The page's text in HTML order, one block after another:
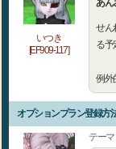
いつき
[EF909-117]
あん
せん
る予
例外
オプションプラン登録方
テー